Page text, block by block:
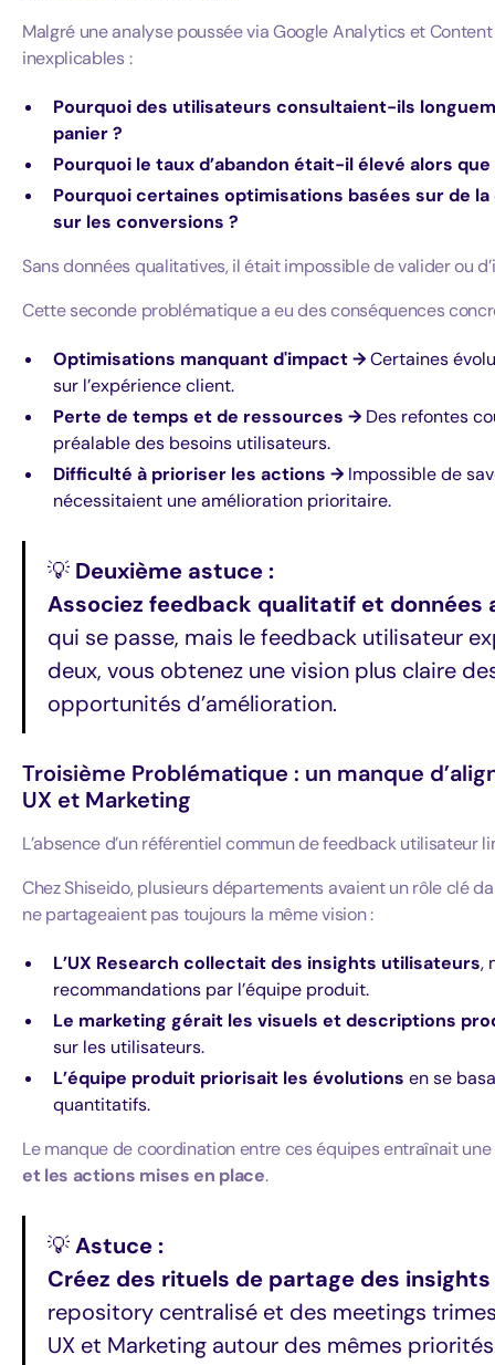
Malgré une analyse poussée via Google Analytics et
inexplicables :
Pourquoi des utilisateurs consultaient-ils
panier ?
Pourquoi le taux d’abandon était-il élevé alors
Pourquoi certaines optimisations basées sur de
sur les conversions ?
Sans données qualitatives, il était impossible de valider ou
Cette seconde problématique a eu des conséquences
Optimisations manquant d'impact →Certaines
sur l’expérience client.
Perte de temps et de ressources → Des refontes
préalable des besoins utilisateurs.
Difficulté à prioriser les actions → Impossible de
nécessitaient une amélioration prioritaire.
💡 Deuxième astuce :
Associez feedback qualitatif et données
qui se passe, mais le feedback utilisateur
deux, vous obtenez une vision plus claire
opportunités d’amélioration.
Troisième Problématique : un manque
UX et Marketing
L’absence d’un référentiel commun de feedback
Chez Shiseido, plusieurs départements avaient un rôle clé
ne partageaient pas toujours la même vision :
L’UX Research collectait des insights utilisateurs,
recommandations par l’équipe produit.
Le marketing gérait les visuels et descriptions
sur les utilisateurs.
L’équipe produit priorisait les évolutions en se
quantitatifs.
Le manque de coordination entre ces équipes entraînait une
et les actions mises en place.
💡Astuce :
Créez des rituels de partage des
repository centralisé et des meetings
UX et Marketing autour des mêmes